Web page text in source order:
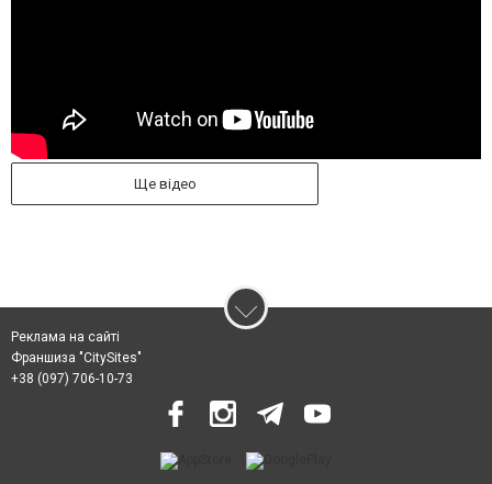
Ще відео
Реклама на сайті
Франшиза "CitySites"
+38 (097) 706-10-73